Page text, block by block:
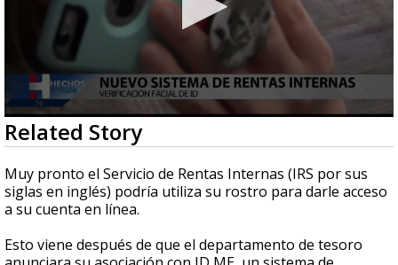
0
seconds
of
2
minutes,
58
seconds
Related Story
Muy pronto el Servicio de Rentas Internas (IRS por sus
siglas en inglés) podría utiliza su rostro para darle acceso
a su cuenta en línea.
Esto viene después de que el departamento de tesoro